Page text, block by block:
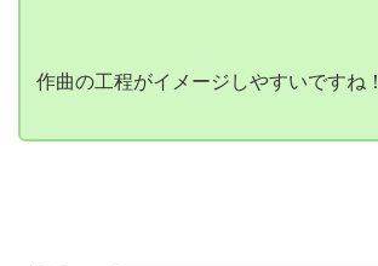
作曲の工程がイメージしやすいですね！